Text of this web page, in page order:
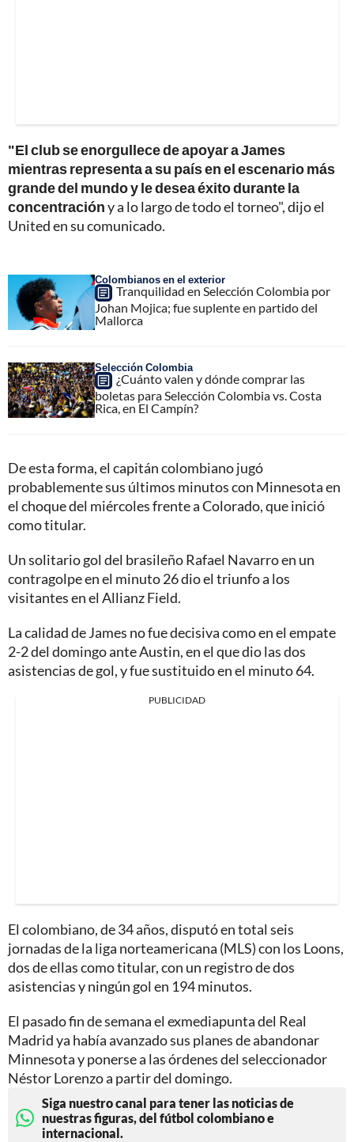
"El club se enorgullece de apoyar a James
mientras representa a su país en el escenario más
grande del mundo y le desea éxito durante la
concentracióny a lo largo de todo el torneo", dijo el
United en su comunicado.
Colombianos en el exterior
Tranquilidad en Selección Colombia por
Johan Mojica; fue suplente en partido del
Mallorca
Selección Colombia
¿Cuánto valen y dónde comprar las
boletas para Selección Colombia vs. Costa
Rica, en El Campín?
De esta forma, el capitán colombiano jugó
probablemente sus últimos minutos con Minnesota en
el choque del miércoles frente a Colorado, que inició
como titular.
Un solitario gol del brasileño Rafael Navarro en un
contragolpe en el minuto 26 dio el triunfo a los
visitantes en el Allianz Field.
La calidad de James no fue decisiva como en el empate
2-2 del domingo ante Austin, en el que dio las dos
asistencias de gol, y fue sustituido en el minuto 64.
PUBLICIDAD
El colombiano, de 34 años, disputó en total seis
jornadas de la liga norteamericana (MLS) con los Loons,
dos de ellas como titular, con un registro de dos
asistencias y ningún gol en 194 minutos.
El pasado fin de semana el exmediapunta del Real
Madrid ya había avanzado sus planes de abandonar
Minnesota y ponerse a las órdenes del seleccionador
Néstor Lorenzo a partir del domingo.
Siga nuestro canal para tener las noticias de
nuestras figuras, del fútbol colombiano e
internacional.